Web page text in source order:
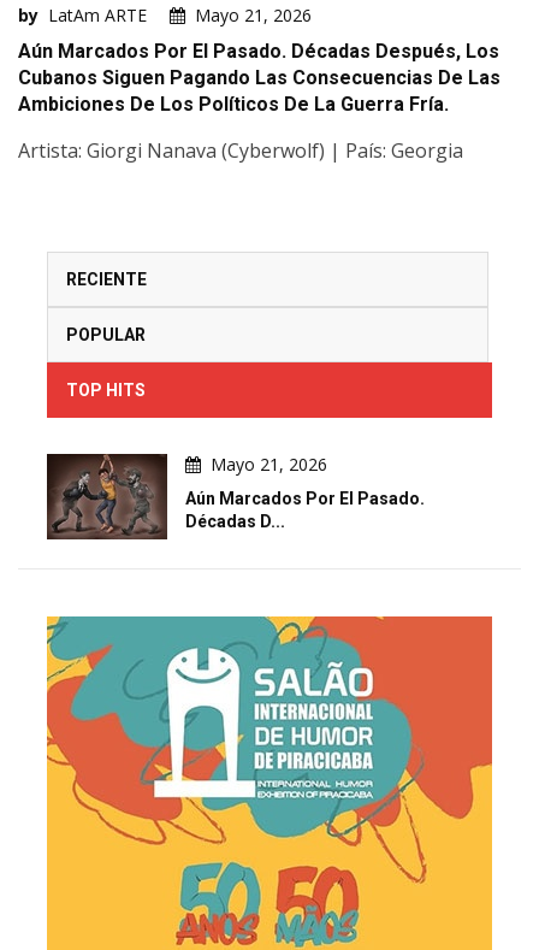
by LatAm ARTE
Mayo 21, 2026
Aún Marcados Por El Pasado. Décadas Después, Los
Cubanos Siguen Pagando Las Consecuencias De Las
Ambiciones De Los Políticos De La Guerra Fría.
Artista: Giorgi Nanava (Cyberwolf) | País: Georgia
RECIENTE
POPULAR
TOP HITS
Mayo 21, 2026
Aún Marcados Por El Pasado.
Décadas D...